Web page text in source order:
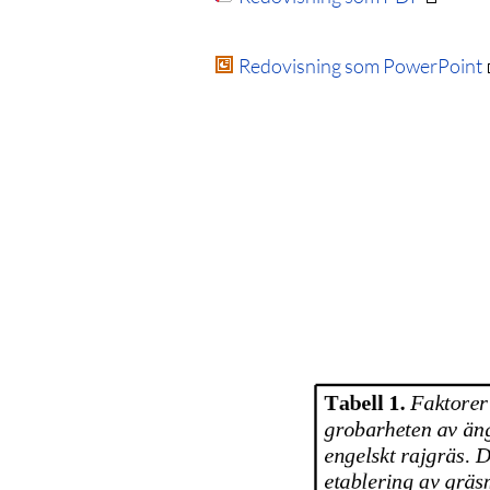
Redovisning som PowerPoint